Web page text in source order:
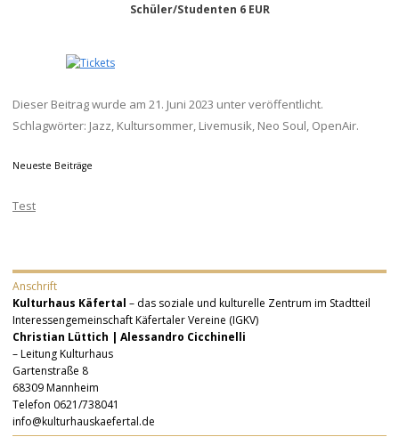
Schüler/Studenten 6 EUR
Dieser Beitrag wurde am 21. Juni 2023 unter veröffentlicht.
Schlagwörter: Jazz, Kultursommer, Livemusik, Neo Soul, OpenAir.
Neueste Beiträge
Test
Anschrift
Kulturhaus Käfertal – das soziale und kulturelle Zentrum im Stadtteil
Interessengemeinschaft Käfertaler Vereine (IGKV)
Christian Lüttich | Alessandro Cicchinelli
– Leitung Kulturhaus
Gartenstraße 8
68309 Mannheim
Telefon 0621/738041
info@kulturhauskaefertal.de